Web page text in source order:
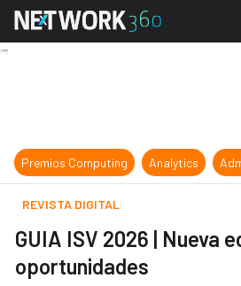
GUIA ISV
Premios Computing Analytics
REVISTA DIGITAL
GUIA ISV 2026 | Nueva
oportunidades